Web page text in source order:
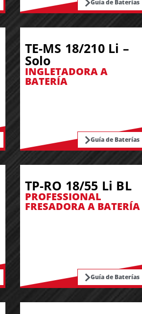
Guía de Baterías
TE-MS 18/210 Li –
Solo
INGLETADORA A
BATERÍA
Guía de Baterías
TP-RO 18/55 Li BL
PROFESSIONAL
FRESADORA A BATERÍA
Guía de Baterías